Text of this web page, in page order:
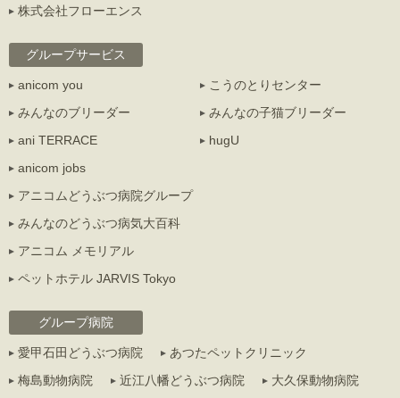
株式会社フローエンス
グループサービス
anicom you
こうのとりセンター
みんなのブリーダー
みんなの子猫ブリーダー
ani TERRACE
hugU
anicom jobs
アニコムどうぶつ病院グループ
みんなのどうぶつ病気大百科
アニコム メモリアル
ペットホテル JARVIS Tokyo
グループ病院
愛甲石田どうぶつ病院
あつたペットクリニック
梅島動物病院
近江八幡どうぶつ病院 大久保動物病院